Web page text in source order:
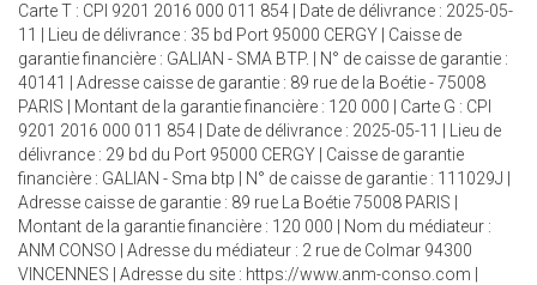
Carte T : CPI 9201 2016 000 011 854 | Date de délivrance : 2025-05-
11 | Lieu de délivrance : 35 bd Port 95000 CERGY | Caisse de
garantie financière : GALIAN - SMA BTP. | N° de caisse de garantie :
40141 | Adresse caisse de garantie : 89 rue de la Boétie - 75008
PARIS | Montant de la garantie financière : 120 000 | Carte G : CPI
9201 2016 000 011 854 | Date de délivrance : 2025-05-11 | Lieu de
délivrance : 29 bd du Port 95000 CERGY | Caisse de garantie
financière : GALIAN - Sma btp | N° de caisse de garantie : 111029J |
Adresse caisse de garantie : 89 rue La Boétie 75008 PARIS |
Montant de la garantie financière : 120 000 | Nom du médiateur :
ANM CONSO | Adresse du médiateur : 2 rue de Colmar 94300
VINCENNES | Adresse du site : https://www.anm-conso.com